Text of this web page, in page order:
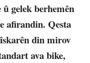
gelek berhemên
afirandin. Qesta
din mirov
ava bike,